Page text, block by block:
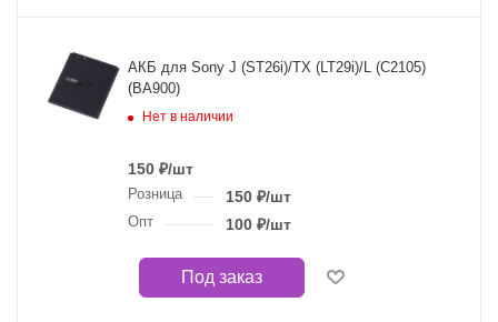
АКБ для Sony J (ST26i)/TX (LT29i)/L (C2105)
(BA900)
Нет в наличии
150 ₽/шт
Розница 150₽/шт
Опт 100₽/шт
Под заказ